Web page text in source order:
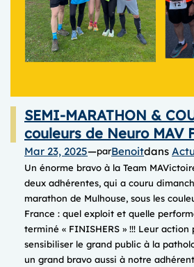
SEMI-MARATHON &
couleurs de Neuro MAV
Mar 23, 2025—parBenoitdans
Un énorme bravo à la Team
deux adhérentes, qui a couru
marathon de Mulhouse, sous les
France : quel exploit et quelle
terminé « FINISHERS » !!! Leur action
sensibiliser le grand public à la
un grand bravo aussi à notre